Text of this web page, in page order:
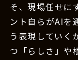
そ、現場任せに
ント自らがAIを
う表現していく
つ「らしさ」や